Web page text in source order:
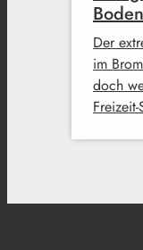
Der
im
doch